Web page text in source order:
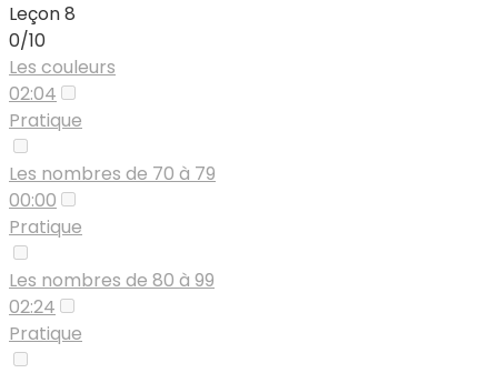
Leçon 8
0/10
Les couleurs
02:04
Pratique
Les nombres de 70 à 79
00:00
Pratique
Les nombres de 80 à 99
02:24
Pratique